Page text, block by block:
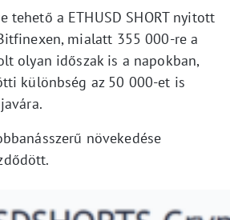
tehető a ETHUSD SHORT nyitott
mialatt 355 000-re a
olyan időszak is a napokban,
különbség az 50 000-et is
növekedése